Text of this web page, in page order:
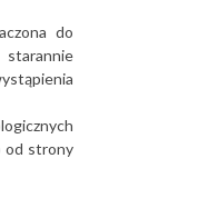
do
starannie
od strony